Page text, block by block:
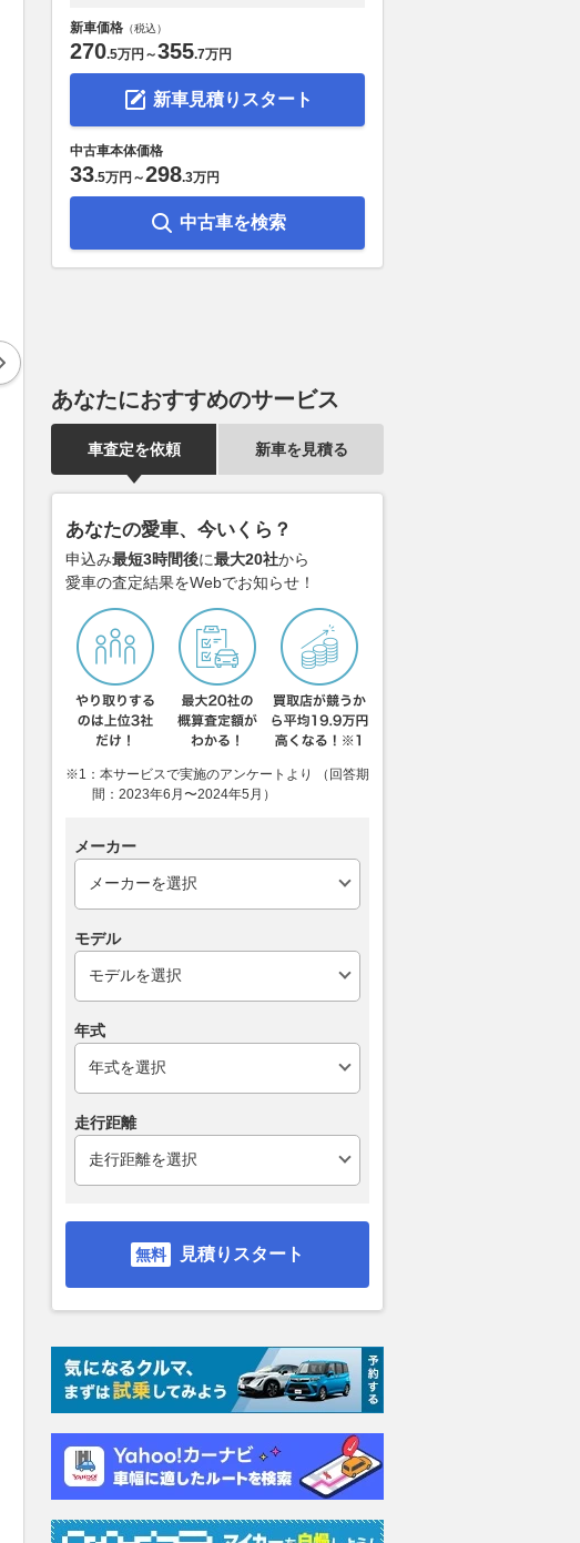
東京メトロ銀座線・丸ノ内線が
大増発！ ついにコロナ禍前の
2026.08.06 乗りものニュース
日産が主導、次世代EVトラク
2026.08.06
新車価格 （税込）
270.5万円 ～355.7万円
新車見積りスタート
中古車本体価格
33.5万円 ～298.3万円
中古車を検索
あなたにおすすめのサービス
車査定を依頼 新車を見積る
あなたの愛車、今いくら？
申込み最短3時間後に最大20社から
愛車の査定結果をWebでお知らせ！
※1：本サービスで実施のアンケートより （回答期
間：2023年6月〜2024年5月）
メーカー
モデル
年式
走行距離
見積りスタート